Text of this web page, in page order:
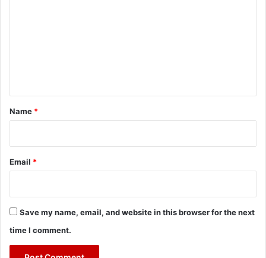
*
Name *
Email *
Save my name, email, and website in this browser for the next
time I comment.